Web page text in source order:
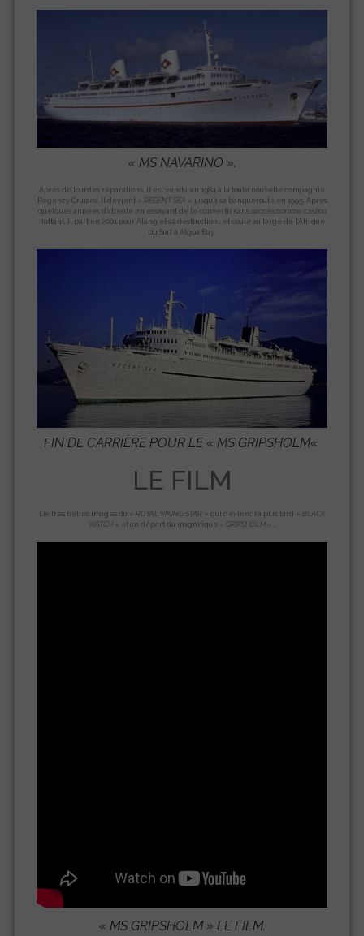
« MS NAVARINO ».
Après de lourdes réparations, il est vendu en 1984 à la toute nouvelle compagnie
Régency Cruises. Il devient «
REGENT SEA » jusqu’à sa banqueroute en 1995. Après
quelques années d’attente en essayant de le convertir sans succés comme casino
flottant, il part en 2001 pour Alang et sa destruction… et coule au large de l’Afrique
du Sud à Algoa Bay.
FIN DE CARRIÈRE POUR LE « MS GRIPSHOLM«
LE FILM
De très belles images du « ROYAL VIKING STAR » qui deviendra plus tard « BLACK
WATCH» et un départ du magnifique « GRIPSHOLM « …
« MS GRIPSHOLM» LE FILM.